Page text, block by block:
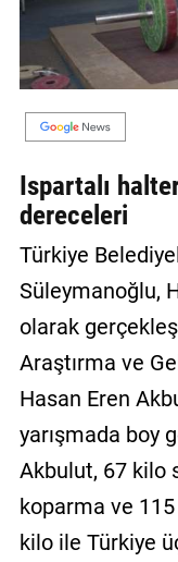
VİDEO
YAZARLAR
BİZE
Künye
İletişim
Gizlilik
Sözleşmesi
Kullanıcı
Sözleşmesi
Ispartalı
dereceleri
Türkiye
Süleymanoğlu,
olarak
Araştırma ve
Hasan Eren
yarışmada boy
Akbulut, 67 kilo
koparma ve
kilo ile Türkiye